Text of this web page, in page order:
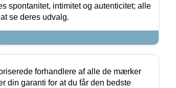
spontanitet, intimitet og autenticitet; alle
se deres udvalg.
forhandlere af alle de mærker
din garanti for at du får den bedste